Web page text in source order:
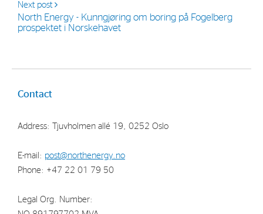
Next post
North Energy - Kunngjøring om boring på Fogelberg
prospektet i Norskehavet
Contact
Address: Tjuvholmen allé 19, 0252 Oslo
E-mail: post@northenergy.no
Phone: +47 22 01 79 50
Legal Org. Number: